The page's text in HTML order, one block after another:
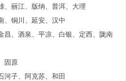
、丽江、版纳、普洱、大理
、铜川、延安、汉中
昌、酒泉、平凉、白银、定西、陇南
固原
河子、阿克苏、和田